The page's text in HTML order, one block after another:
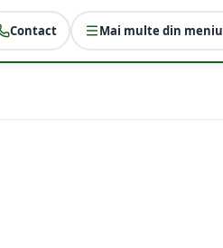
Contact Mai multe din meniu